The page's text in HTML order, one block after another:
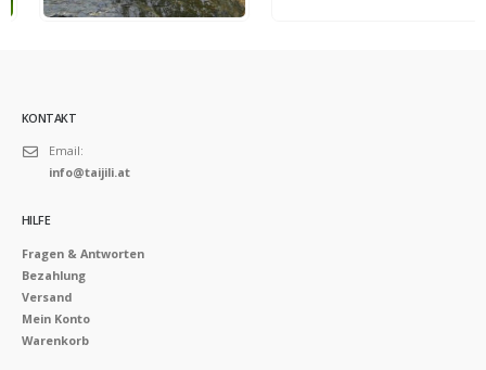
Ansehen
KONTAKT
Email:
info@taijili.at
HILFE
Fragen & Antworten
Bezahlung
Versand
Mein Konto
Warenkorb